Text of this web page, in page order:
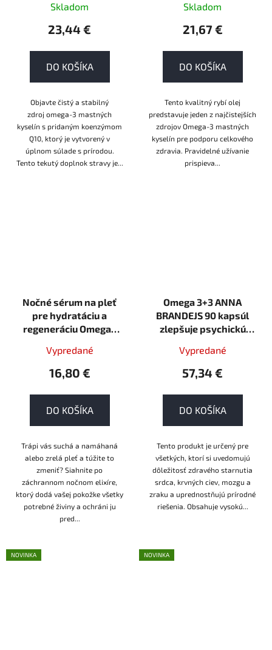
Skladom
23,44 €
DO KOŠÍKA
Objavte čistý a stabilný
zdroj omega-3 mastných
kyselín s pridaným koenzýmom
Q10, ktorý je vytvorený v
úplnom súlade s prírodou.
Tento tekutý doplnok stravy je...
Skladom
21,67 €
DO KOŠÍKA
Tento kvalitný rybí olej
predstavuje jeden z najčistejších
zdrojov Omega-3 mastných
kyselín pre podporu celkového
zdravia. Pravidelné užívanie
prispieva...
Nočné sérum na pleť
pre hydratáciu a
regeneráciu Omega+
vzorka VEGAN
Vypredané
16,80 €
DO KOŠÍKA
Trápi vás suchá a namáhaná
alebo zrelá pleť a túžite to
zmeniť? Siahnite po
záchrannom nočnom elixíre,
ktorý dodá vašej pokožke všetky
potrebné živiny a ochráni ju
pred...
Omega 3+3 ANNA
BRANDEJS 90 kapsúl
zlepšuje psychickú
Vypredané
57,34 €
DO KOŠÍKA
Tento produkt je určený pre
všetkých, ktorí si uvedomujú
dôležitosť zdravého starnutia
srdca, krvných ciev, mozgu a
zraku a uprednostňujú prírodné
riešenia. Obsahuje vysokú...
NOVINKA NOVINKA